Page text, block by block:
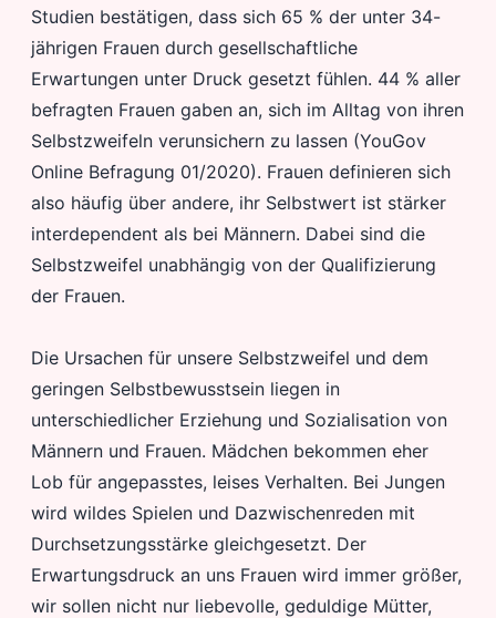
Studien bestätigen, dass sich 65 % der unter 34-
jährigen Frauen durch gesellschaftliche
Erwartungen unter Druck gesetzt fühlen. 44 % aller
befragten Frauen gaben an, sich im Alltag von ihren
Selbstzweifeln verunsichern zu lassen (YouGov
Online Befragung 01/2020). Frauen definieren sich
also häufig über andere, ihr Selbstwert ist stärker
interdependent als bei Männern. Dabei sind die
Selbstzweifel unabhängig von der Qualifizierung
der Frauen.
Die Ursachen für unsere Selbstzweifel und dem
geringen Selbstbewusstsein liegen in
unterschiedlicher Erziehung und Sozialisation von
Männern und Frauen. Mädchen bekommen eher
Lob für angepasstes, leises Verhalten. Bei Jungen
wird wildes Spielen und Dazwischenreden mit
Durchsetzungsstärke gleichgesetzt. Der
Erwartungsdruck an uns Frauen wird immer größer,
wir sollen nicht nur liebevolle, geduldige Mütter,